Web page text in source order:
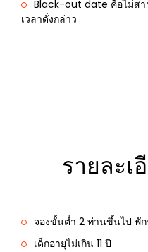
Black-out date คือไม่สา
เวลาดั่งกล่าว
รายละเ
จองขั้นต่ำ 2 ท่านขึ้นไป พั
เด็กอายุไม่เกิน 11 ปี